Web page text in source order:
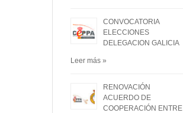
CONVOCATORIA
ELECCIONES
DELEGACION GALICIA
Leer más »
RENOVACIÓN
ACUERDO DE
COOPERACIÓN ENTRE